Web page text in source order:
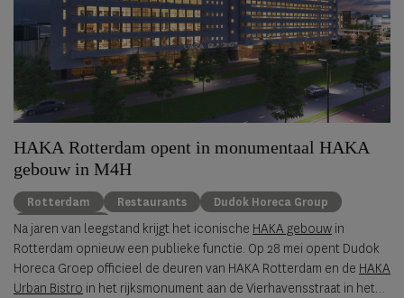
HAKA Rotterdam opent in monumentaal HAKA
gebouw in M4H
Rotterdam Restaurants
Dudok Horeca Group
architectuur
Na jaren van leegstand krijgt het iconische HAKA gebouw in
Rotterdam opnieuw een publieke functie. Op 28 mei opent Dudok
Horeca Groep officieel de deuren van HAKA Rotterdam en de HAKA
Urban Bistro in het rijksmonument aan de Vierhavensstraat in het